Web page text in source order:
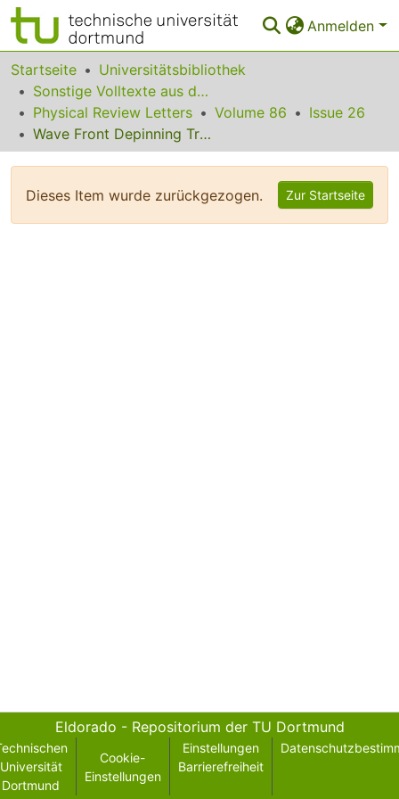
Anmelden
Bereiche & Sammlungen
Das gesamte Repositorium
Statistiken
Startseite
Universitätsbibliothek
Sonstige Volltexte aus dem Bibliotheksangebot
Physical Review Letters
Volume 86
Issue 26
Wave Front Depinning Transition in Discrete One-Dimensional Reaction-Diffusion Systems
Dieses Item wurde zurückgezogen. Zur Startseite
Eldorado - Repositorium der TU Dortmund
Universität
Dortmund
Cookie-
Einstellungen
Einstellungen
Barrierefreiheit